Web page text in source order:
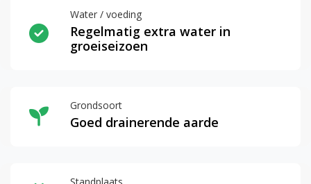
Water / voeding
Regelmatig extra water in
groeiseizoen
Grondsoort
Goed drainerende aarde